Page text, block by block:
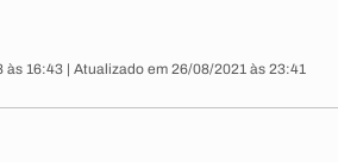
às 16:43 | Atualizado em 26/08/2021 às 23:41